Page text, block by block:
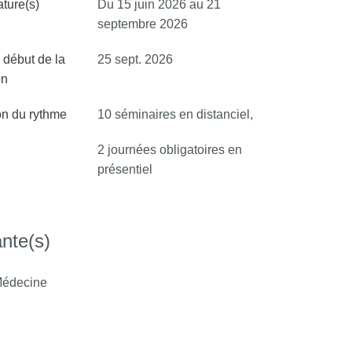
Du 15 juin 2026 au 21
septembre 2026
début de la
25 sept. 2026
du rythme 10 séminaires en distanciel,
2 journées obligatoires en
présentiel